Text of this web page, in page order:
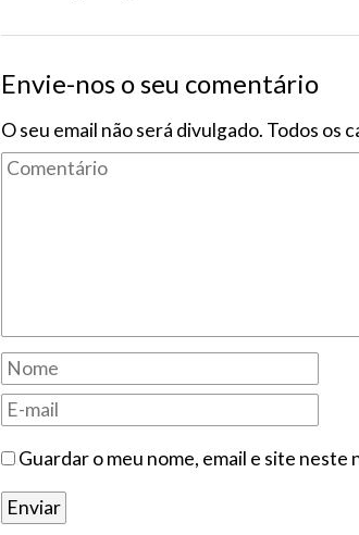
Envie-nos o seu comentário
O seu email não será divulgado. Todos os
Guardar o meu nome, email e site